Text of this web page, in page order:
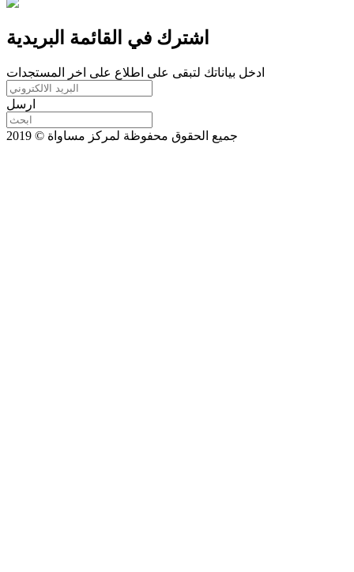
اشترك في القائمة البريدية
ادخل بياناتك لتبقى على اطلاع على اخر المستجدات
ارسل
جميع الحقوق محفوظة لمركز مساواة © 2019